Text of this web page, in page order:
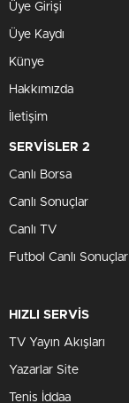
Üye Girişi
Üye Kaydı
Künye
Hakkımızda
İletişim
SERVİSLER 2
Canlı Borsa
Canlı Sonuçlar
Canlı TV
Futbol Canlı Sonuçlar
HIZLI SERVİS
TV Yayın Akışları
Yazarlar Site
Tenis İddaa